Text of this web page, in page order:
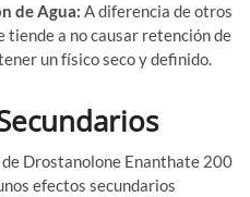
de Agua: A diferencia de otros
a no causar retención de
un físico seco y definido.
de Drostanolone Enanthate 200
efectos secundarios